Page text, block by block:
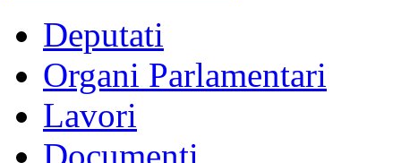
Deputati
Organi Parlamentari
Lavori
Documenti